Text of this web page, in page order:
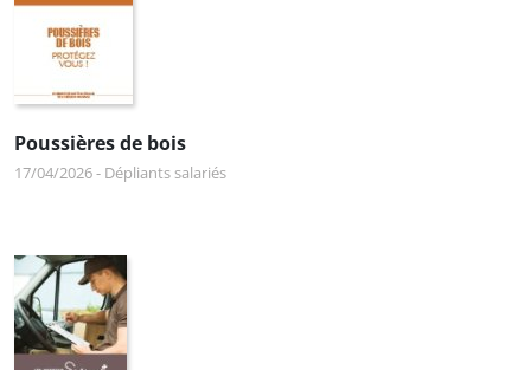
Poussières de bois
17/04/2026- Dépliants salariés